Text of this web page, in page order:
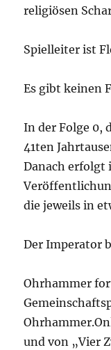
religiösen
Spielleiter ist
Es gibt keinen
In der Folge 0,
41ten
Danach erfolgt
die jeweils in
Der Imperator
Ohrhammer
und von „Vier